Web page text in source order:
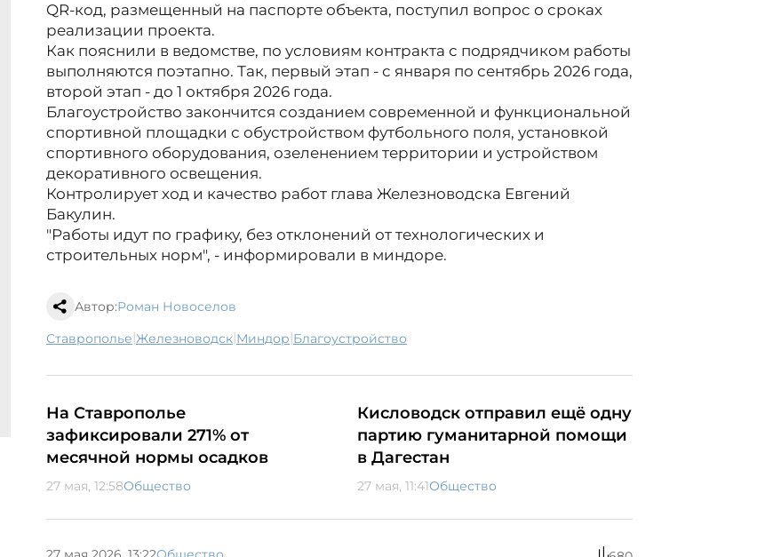
QR-код, размещенный на паспорте объекта, поступил вопрос о сроках
реализации проекта.
Как пояснили в ведомстве, по условиям контракта с подрядчиком работы
выполняются поэтапно. Так, первый этап - с января по сентябрь 2026 года,
второй этап - до 1 октября 2026 года.
Благоустройство закончится созданием современной и функциональной
спортивной площадки с обустройством футбольного поля, установкой
спортивного оборудования, озеленением территории и устройством
декоративного освещения.
Контролирует ход и качество работ глава Железноводска Евгений
Бакулин.
"Работы идут по графику, без отклонений от технологических и
строительных норм", - информировали в миндоре.
Автор:Роман Новоселов
Ставрополье| Железноводск| Миндор| благоустройство
На Ставрополье
зафиксировали 271% от
месячной нормы осадков
27 мая, 12:58Общество
Кисловодск отправил ещё одну
партию гуманитарной помощи
в Дагестан
27 мая, 11:41Общество